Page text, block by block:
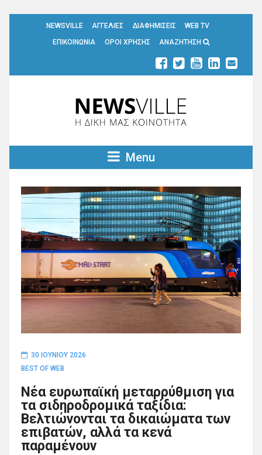
NEWSVILLE ΑΓΓΕΛΙΕΣ ΔΙΑΦΗΜΙΣΕΙΣ
WEB TV
ΕΠΙΚΟΙΝΩΝΙΑ
ΟΡΟΙ ΧΡΗΣΗΣ ΑΝΑΖΗΤΗΣΗ
Menu
30 ΙΟΥΝΊΟΥ 2026
BEST OF WEB
Νέα ευρωπαϊκή μεταρρύθμιση για
τα σιδηροδρομικά ταξίδια:
Βελτιώνονται τα δικαιώματα των
επιβατών, αλλά τα κενά
παραμένουν